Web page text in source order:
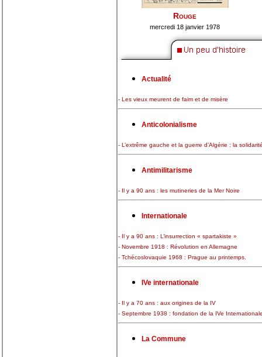
Rouge
mercredi 18 janvier 1978
Actualité
- Les vieux meurent de faim et de misère
Anticolonialisme
- L’extrême gauche et la guerre d’Algérie : la
Antimilitarisme
- Il y a 90 ans : les mutineries de la Mer Noire
Internationale
- Il y a 90 ans : L’insurrection « spartakiste »
- Novembre 1918 : Révolution en Allemagne
- Tchécoslovaquie 1968 : Prague au printemps.
IVe internationale
- Il y a 70 ans : aux origines de la IV
- Septembre 1938 : fondation de la IVe
La Commune